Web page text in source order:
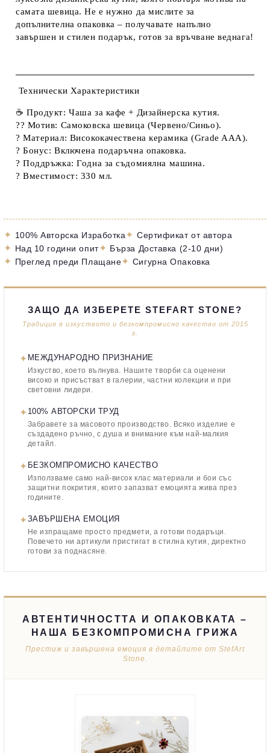
самата шевица. Не е нужно да мислите за
допълнителна опаковка – получавате напълно
завършен и стилен подарък, готов за връчване веднага!
Технически Характеристики
☕Продукт: Чаша за кафе + Дизайнерска кутия.
?? Мотив: Самоковска шевица (Червено/Синьо).
?️Материал: Висококачествена керамика (Grade AAA).
?Бонус: Включена подаръчна опаковка.
?Поддръжка: Годна засъдомиялна машина.
?Вместимост: 330 мл.
✦ 100% Авторска Изработка✦ Сертификат от автора
✦ Над 10 години опит✦ Бърза Доставка (2-10 дни)
✦ Преглед преди Плащане✦ Сигурна Опаковка
ЗАЩО ДА ИЗБЕРЕТЕ STEFART STONE?
Традиция в изкуството и безкомпромисно качество от 2015
г.
✦ МЕЖДУНАРОДНО ПРИЗНАНИЕ
Изкуство, което вълнува. Нашите творби са оценени
високо и присъстват в галерии, частни колекции и при
световни лидери.
✦ 100% АВТОРСКИ ТРУД
Забравете за масовото производство. Всяко изделие е
създадено ръчно, с душа и внимание към най-малкия
детайл.
✦ БЕЗКОМПРОМИСНО КАЧЕСТВО
Използваме само най-висок клас материали и бои със
защитни покрития, които запазват емоцията жива през
годините.
✦ЗАВЪРШЕНА ЕМОЦИЯ
Не изпращаме просто предмети, а готови подаръци.
Повечето ни артикули пристигат в стилна кутия, директно
готови за поднасяне.
АВТЕНТИЧНОСТТА И ОПАКОВКАТА –
НАША БЕЗКОМПРОМИСНА ГРИЖА
Престиж и завършена емоция в детайлите от StefArt
Stone.